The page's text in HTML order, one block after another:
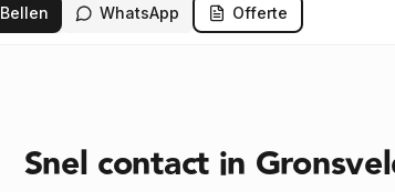
Bellen WhatsApp Offerte
Snel contact in